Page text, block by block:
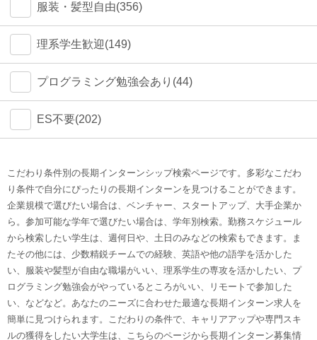
服装・髪型自由(356)
理系学生歓迎(149)
プログラミング勉強会あり(44)
ES不要(202)
こだわり条件別の長期インターンシップ検索ページです。多彩なこだわ
り条件で自分にぴったりの長期インターンを見つけることができます。
企業規模で選びたい場合は、ベンチャー、スタートアップ、大手企業か
ら。参加可能な学年で選びたい場合は、学年別検索。勤務スケジュール
から検索したい学生は、週何日や、土日のみなどの検索もできます。ま
たその他には、少数精鋭チームでの経験、英語や他の語学を活かした
い、服装や髪型が自由な職場がいい、理系学生の専攻を活かしたい、プ
ログラミング勉強会がやっているところがいい、リモートで参加した
い、などなど。あなたのニーズに合わせた最適な長期インターン求人を
簡単に見つけられます。こだわりの条件で、キャリアアップや専門スキ
ルの獲得をしたい大学生は、こちらのページから長期インターン募集情